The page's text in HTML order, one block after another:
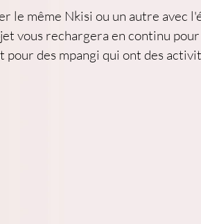
le même Nkisi ou un autre avec
vous rechargera en continu
des mpangi qui ont des